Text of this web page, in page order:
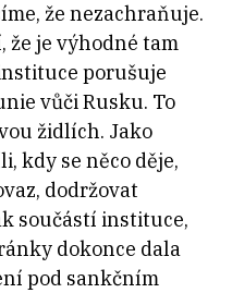
že nezachraňuje.
je výhodné tam
porušuje
vůči Rusku. To
židlích. Jako
kdy se něco děje,
dodržovat
součástí instituce,
dokonce dala
pod sankčním